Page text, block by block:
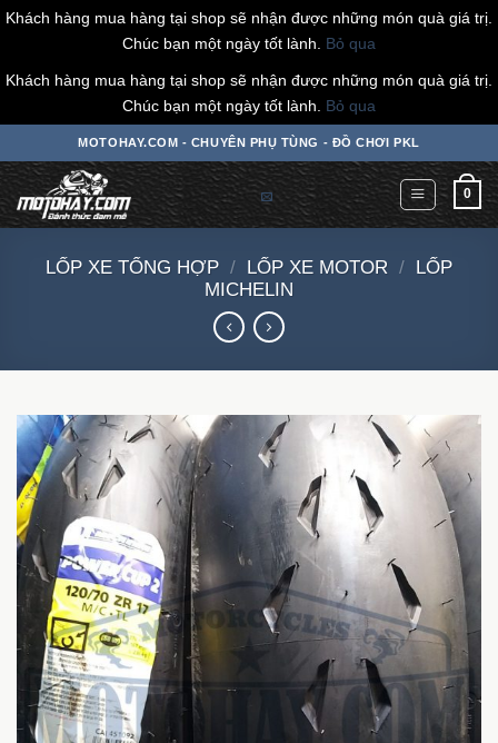
Khách hàng mua hàng tại shop sẽ nhận được những món quà giá trị.
Chúc bạn một ngày tốt lành. Bỏ qua
Khách hàng mua hàng tại shop sẽ nhận được những món quà giá trị.
Chúc bạn một ngày tốt lành. Bỏ qua
đến
dung
MOTOHAY.COM - CHUYÊN PHỤ TÙNG - ĐỒ CHƠI PKL
0
LỐP XE TỔNG HỢP / LỐP XE MOTOR / LỐP
MICHELIN